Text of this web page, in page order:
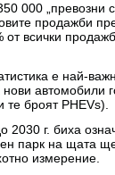
000 „превозни
продажби
от всички
е най-
автомобили
те броят PHEVs).
2030 г. биха
парк на щата
измерение.